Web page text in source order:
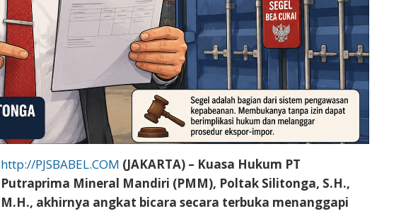
http://PJSBABEL.COM (JAKARTA) – Kuasa Hukum PT
Putraprima Mineral Mandiri (PMM), Poltak Silitonga, S.H.,
M.H., akhirnya angkat bicara secara terbuka menanggapi